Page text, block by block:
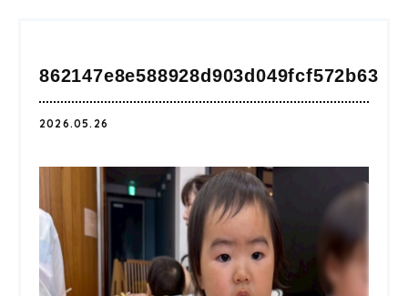
862147e8e588928d903d049fcf572b63
2026.05.26